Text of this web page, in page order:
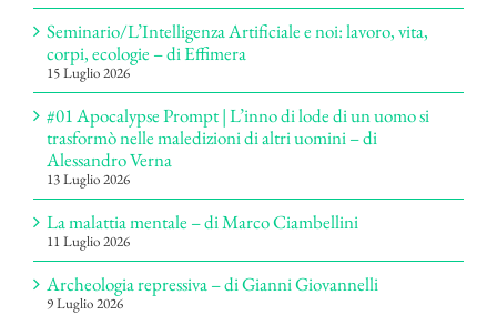
Seminario/L’Intelligenza Artificiale e noi: lavoro, vita,
corpi, ecologie – di Effimera
15 Luglio 2026
#01 Apocalypse Prompt | L’inno di lode di un uomo si
trasformò nelle maledizioni di altri uomini – di
Alessandro Verna
13 Luglio 2026
La malattia mentale – di Marco Ciambellini
11 Luglio 2026
Archeologia repressiva – di Gianni Giovannelli
9 Luglio 2026